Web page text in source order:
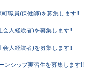
職員(保健師)を募集します!!
会人経験者)を募集します!!
会人経験者)を募集します!!
シップ実習生を募集します!!